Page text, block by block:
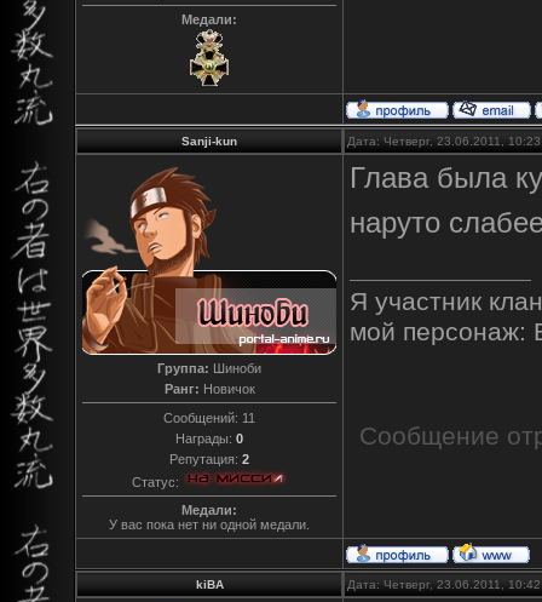
Медали:
Sanji-kun Дата: Четверг, 23.06.2011,
Группа: Шиноби
Ранг: Новичок
Сообщений: 11
Награды: 0
Репутация: 2
Статус:
Медали:
У вас пока нет ни одной медали.
Глава была
наруто
Я участник
мой персонаж:
Сообщение
kiBA Дата: Четверг, 23.06.2011,